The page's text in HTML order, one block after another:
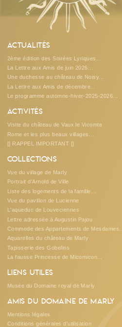
Actualités
2ème édition des Soirées Lyriques...
La Lettre aux Amis de juin 2026...
Une duchesse au château de Noisy...
La Lettre aux Amis de décembre...
Le programme automne-hiver-2025-2026...
Activités
Visite du château de Vaux le Vicomte
Rome et les plus beaux villages...
[] RAPPEL IMPORTANT []
Collections
Vue du village de Marly
Portrait d'Arnold de Ville
Liste des logements de la famille...
Vue du pavillon de Lucienne
L'aqueduc de Louveciennes
Lettre adressée à Augustin Pajou
Commode des Appartements de Mesdames...
Aquarelles du château de Marly
Tapisserie des Gobelins
La fausse Princesse de Micomicon...
Liens utiles
Musée du Domaine royal de Marly
Amis du Domaine de Marly
Mentions légales
Conditions générales d'utilisation